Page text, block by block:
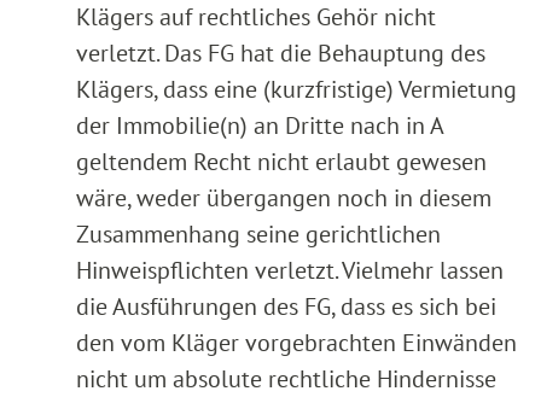
Klägers auf rechtliches Gehör nicht
verletzt. Das FG hat die Behauptung des
Klägers, dass eine (kurzfristige) Vermietung
der Immobilie(n) an Dritte nach in A
geltendem Recht nicht erlaubt gewesen
wäre, weder übergangen noch in diesem
Zusammenhang seine gerichtlichen
Hinweispflichten verletzt. Vielmehr lassen
die Ausführungen des FG, dass es sich bei
den vom Kläger vorgebrachten Einwänden
nicht um absolute rechtliche Hindernisse